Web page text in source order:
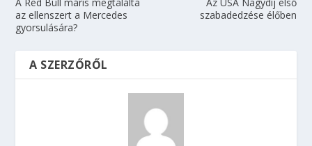
az ellenszert a Mercedes
gyorsulására?
szabadedzése élőben
A SZERZŐRŐL